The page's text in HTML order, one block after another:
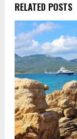
RELATED POSTS